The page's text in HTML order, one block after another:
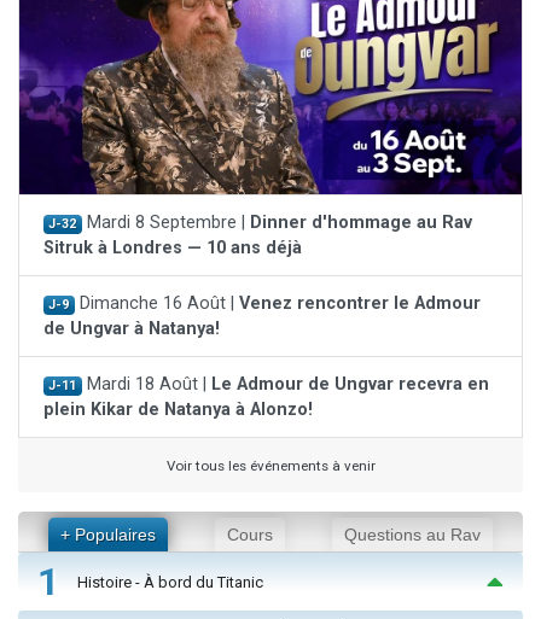
J-32 Mardi 8 Septembre |
Dinner d'hommage au Rav
Sitruk à Londres — 10 ans déjà
J-9 Dimanche 16 Août | Venez rencontrer le Admour
de Ungvar à Natanya!
J-11 Mardi 18 Août |
Le Admour de Ungvar recevra en
plein Kikar de Natanya à Alonzo!
Voir tous les événements à venir
+ Populaires Cours Questions au Rav
1 Histoire - À bord du Titanic